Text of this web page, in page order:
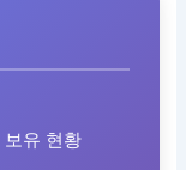
보유 현황